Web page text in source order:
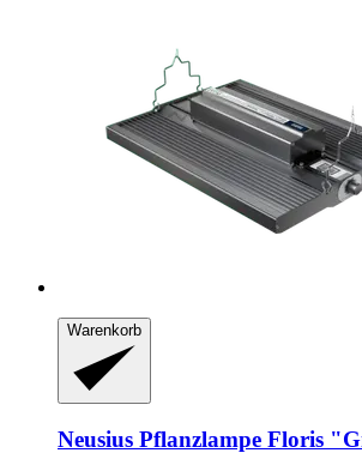
Warenkorb
Neusius Pflanzlampe Floris